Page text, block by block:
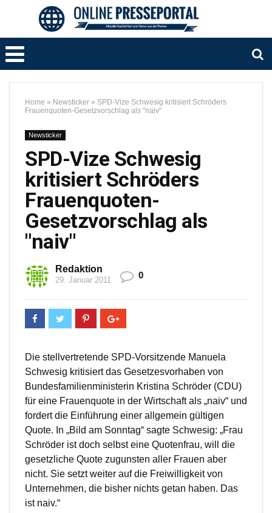
Home » Newsticker » SPD-Vize Schwesig kritisiert Schröders
Frauenquoten-Gesetzvorschlag als "naiv"
Newsticker
SPD-Vize Schwesig
kritisiert Schröders
Frauenquoten-
Gesetzvorschlag als
"naiv"
Redaktion
29. Januar 2011 0
Die stellvertretende SPD-Vorsitzende Manuela
Schwesig kritisiert das Gesetzesvorhaben von
Bundesfamilienministerin Kristina Schröder (CDU)
für eine Frauenquote in der Wirtschaft als „naiv“ und
fordert die Einführung einer allgemein gültigen
Quote. In „Bild am Sonntag“ sagte Schwesig: „Frau
Schröder ist doch selbst eine Quotenfrau, will die
gesetzliche Quote zugunsten aller Frauen aber
nicht. Sie setzt weiter auf die Freiwilligkeit von
Unternehmen, die bisher nichts getan haben. Das
ist naiv.“